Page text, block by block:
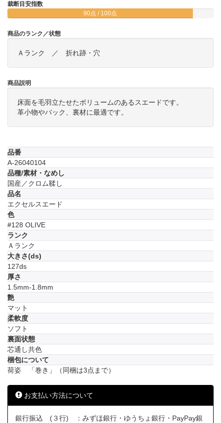
裁断目安指数
90点 / 100点
商品のランク／状態
Ａランク ／ 折れ跡・穴
商品説明
床面を毛羽立たせたボリュームのあるスエードです。
革小物やバック、裏材に最適です。
品番
A-26040104
品種/素材・なめし
国産／クロム鞣し
品名
エクセルスエード
色
#128 OLIVE
ランク
Ａランク
大きさ(ds)
127ds
厚さ
1.5mm-1.8mm
艶
マット
柔軟度
ソフト
裏面状態
芯通し共色
梱包について
荷姿 「巻き」（同梱は3点まで）
お支払い方法について
銀行振込 (３行) ：みずほ銀行・ゆうちょ銀行・PayPay銀